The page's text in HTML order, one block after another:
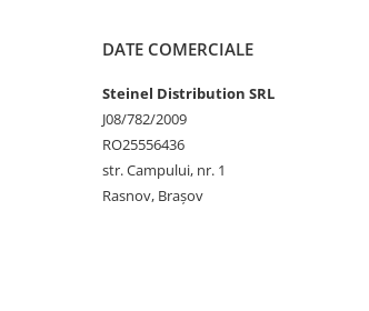
DATE COMERCIALE
Steinel Distribution SRL
J08/782/2009
RO25556436
str. Campului, nr. 1
Rasnov, Brașov